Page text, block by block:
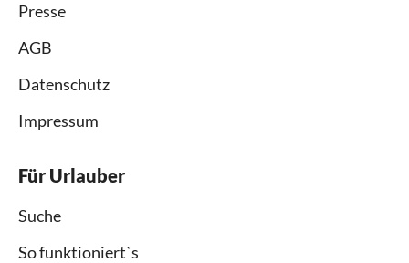
Presse
AGB
Datenschutz
Impressum
Für Urlauber
Suche
So funktioniert`s